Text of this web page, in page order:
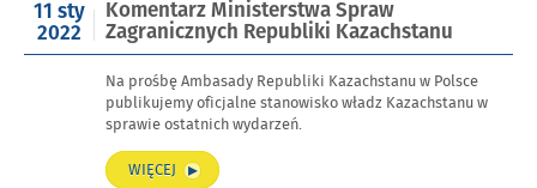
Komentarz Ministerstwa Spraw
Zagranicznych Republiki Kazachstanu
Opublikowano
w
dniu
11 sty
2022
Na prośbę Ambasady Republiki Kazachstanu w Polsce
publikujemy oficjalne stanowisko władz Kazachstanu w
sprawie ostatnich wydarzeń.
WIĘCEJ „KOMENTARZ